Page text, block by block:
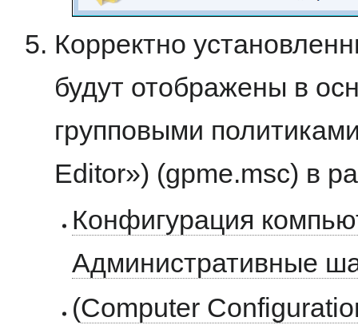
Корректно
будут отображены в
групповыми
Editor») (gpme.msc) в
Конфигурация
Административные
(Computer